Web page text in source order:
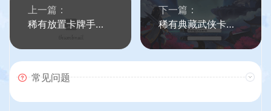
上一篇：
稀有放置卡牌手游【天域幻想】最新整理Linux手工服务端+安卓苹果双端+GM后台+详细搭建教程
下一篇：
稀有典藏武侠卡牌手游【真江湖HD定制版】最新整理Win系特色服务端+安卓苹果双端+运营后台+详细搭建教程
常见问题